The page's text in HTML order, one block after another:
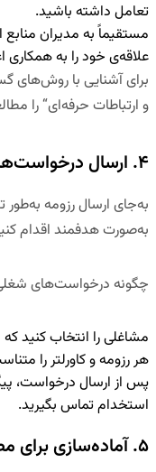
تعامل داشته باشید.
مستقیماً بهمدیران
علاقه‌ی خود را به همکاری
برای آشنایی با روش‌های
و ارتباطات حرفه‌ای“را
۴. ارسال درخواست‌های شغلی به‌صورت هدفمند
به‌جای ارسال رزومه
به‌صورت هدفمند اقدام
چگونه درخواست‌های
مشاغلی را انتخاب کنید که
هر رزومه و کاورلتر را
پس از ارسال درخواست،
استخدام تماس بگیرید.
۵. آماده‌سازی برای مصاحبه‌های شغلی